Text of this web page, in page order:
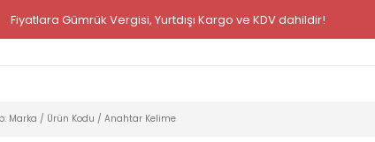
Fiyatlara Gümrük Vergisi, Yurtdışı Kargo ve KDV dahildir!